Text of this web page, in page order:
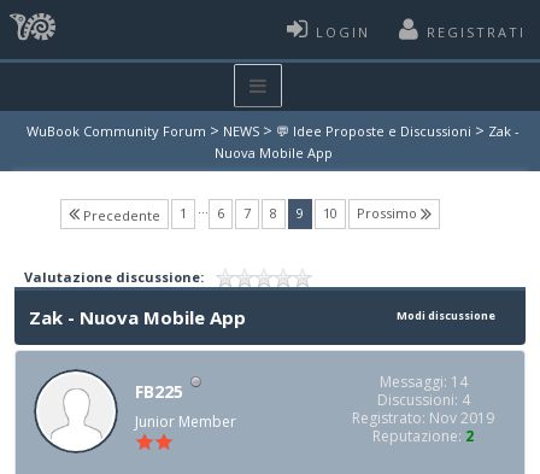
LOGIN REGISTRATI
WuBook Community Forum > NEWS > 💬 Idee Proposte e Discussioni > Zak -
Nuova Mobile App
Precedente 1 … 6 7 8 9(current)
10 Prossimo
Valutazione discussione:
Modi discussione
Zak - Nuova Mobile App
FB225
Junior Member
Messaggi: 14
Discussioni: 4
Registrato: Nov 2019
Reputazione: 2